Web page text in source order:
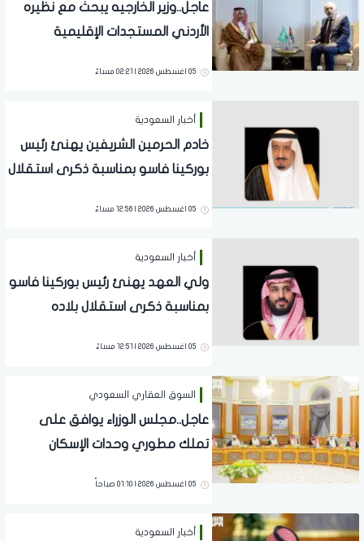
عاجل..وزير الخارجيه يبحث مع نظيره
الأردني المستجدات الإقليمية
وغزة
05 اغسطس 2026 | 02:21 مساءً
أخبار السعودية
خادم الحرمين الشريفين يهنئ رئيس
بوركينا فاسو بمناسبة ذكرى استقلال
05 اغسطس 2026 | 12:56 مساءً
أخبار السعودية
ولي العهد يهنئ رئيس بوركينا فاسو
بمناسبة ذكرى استقلال بلاده
05 اغسطس 2026 | 12:51 مساءً
السوق العقاري السعودي
عاجل..مجلس الوزراء يوافق على
تملك مطوري وحدات الإسكان
05 اغسطس 2026 | 01:10 صباحاً
أخبار السعودية